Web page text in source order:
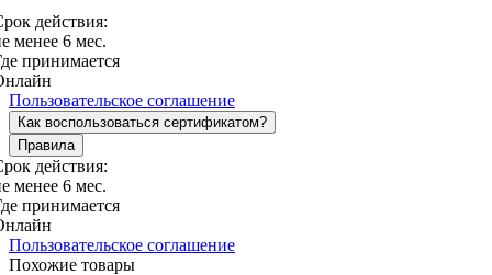
действия:
менее 6 мес.
принимается
Пользовательское соглашение
Как воспользоваться сертификатом?
Правила
действия:
менее 6 мес.
принимается
Пользовательское соглашение
Похожие товары